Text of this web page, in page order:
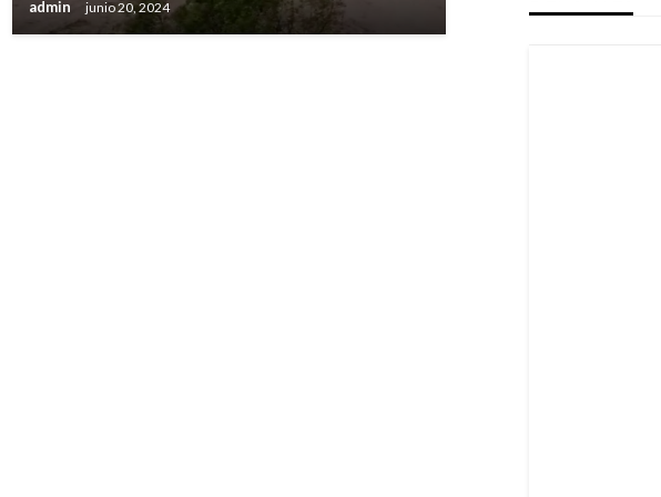
admin junio 20, 2024